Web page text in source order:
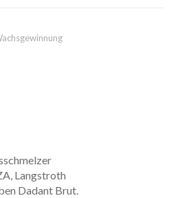
Langstroth
Dadant Brut.